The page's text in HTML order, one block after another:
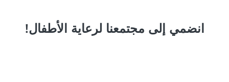
انضمي إلى مجتمعنا لرعاية الأطفال!